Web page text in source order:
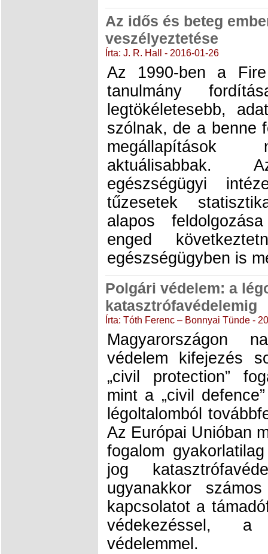
Az idős és beteg
veszélyeztetése
Írta: J. R. Hall - 2016-01-26
Az 1990-ben a Fire
tanulmány
legtökéletesebb,
szólnak, de a benne
megállapítások
aktuálisabbak.
egészségügyi
tűzesetek
alapos
enged
egészségügyben is
Polgári védelem: a
katasztrófavédelemig
Írta: Tóth Ferenc – Bonnyai Tünde -
Magyarországon
védelem kifejezés
„civil protection”
mint a „civil
légoltalomból
Az Európai Unióban
fogalom
jog
ugyanakkor
kapcsolatot a
védekezéssel,
védelemmel.